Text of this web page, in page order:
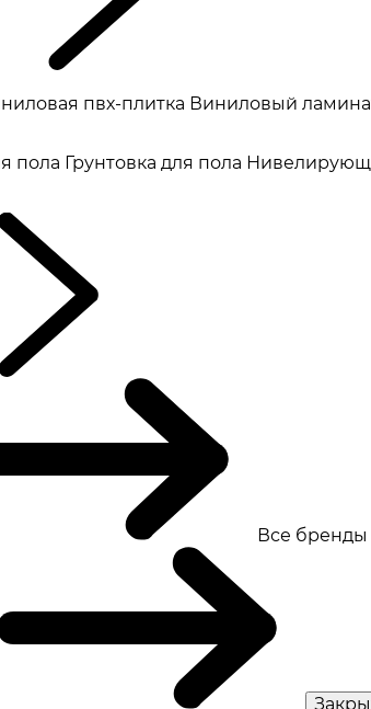
пвх-плитка Виниловый
пола Грунтовка для пола
Все бренды